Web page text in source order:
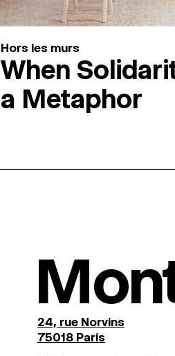
Hors les murs
When
a Metaphor
24, rue Norvins
75018 Paris